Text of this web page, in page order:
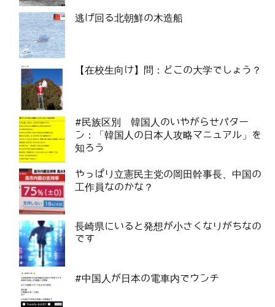
逃げ回る北朝鮮の木造船
【在校生向け】問：どこの大学でしょう？
#民族区別 韓国人のいやがらせパター
ン：「韓国人の日本人攻略マニュアル」を
知ろう
やっぱり立憲民主党の岡田幹事長、中国の
工作員なのかな？
長崎県にいると発想が小さくなりがちなの
です
#中国人が日本の電車内でウンチ